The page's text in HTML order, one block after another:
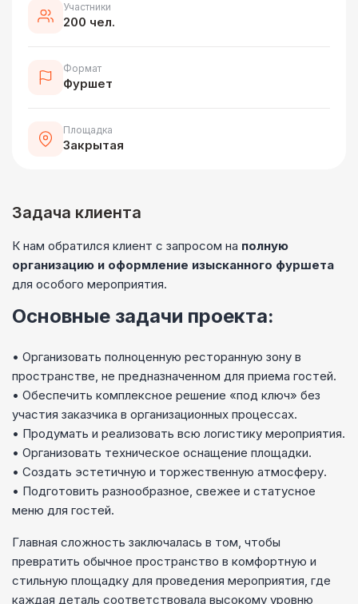
Участники
200 чел.
Формат
Фуршет
Площадка
Закрытая
Задача клиента
К нам обратился клиент с запросом на полную
организацию и оформление изысканного фуршета
для особого мероприятия.
Основные задачи проекта:
• Организовать полноценную ресторанную зону в
пространстве, не предназначенном для приема гостей.
• Обеспечить комплексное решение «под ключ» без
участия заказчика в организационных процессах.
• Продумать и реализовать всю логистику мероприятия.
• Организовать техническое оснащение площадки.
• Создать эстетичную и торжественную атмосферу.
• Подготовить разнообразное, свежее и статусное
меню для гостей.
Главная сложность заключалась в том, чтобы
превратить обычное пространство в комфортную и
стильную площадку для проведения мероприятия, где
каждая деталь соответствовала высокому уровню